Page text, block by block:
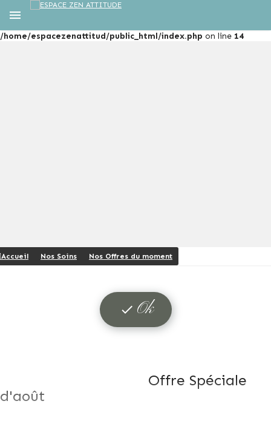
Warning
/home/espacezenattitud/public_html/index.php on line 14
Accueil Nos Soins Nos Offres du moment
 Ok
Offre Spéciale
d'août